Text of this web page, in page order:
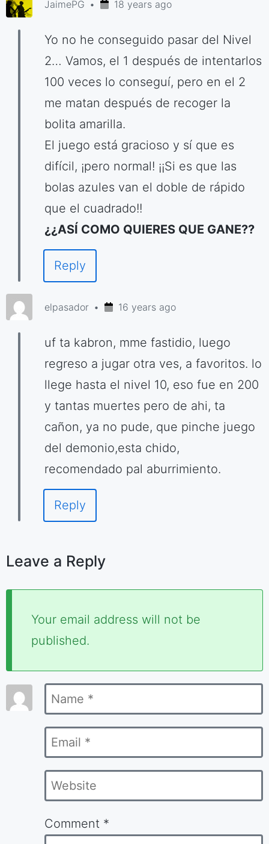
JaimePG 18 years ago
Yo no he conseguido pasar del Nivel
2… Vamos, el 1 después de intentarlos
100 veces lo conseguí, pero en el 2
me matan después de recoger la
bolita amarilla.
El juego está gracioso y sí que es
difícil, ¡pero normal! ¡¡Si es que las
bolas azules van el doble de rápido
que el cuadrado!!
¿¿ASÍ COMO QUIERES QUE GANE??
Reply
elpasador 16 years ago
uf ta kabron, mme fastidio, luego
regreso a jugar otra ves, a favoritos. lo
llege hasta el nivel 10, eso fue en 200
y tantas muertes pero de ahi, ta
cañon, ya no pude, que pinche juego
del demonio,esta chido,
recomendado pal aburrimiento.
Reply
Leave a Reply
Your email address will not be
published.
Required
marked
Name
*
Email
*
Website
Comment *